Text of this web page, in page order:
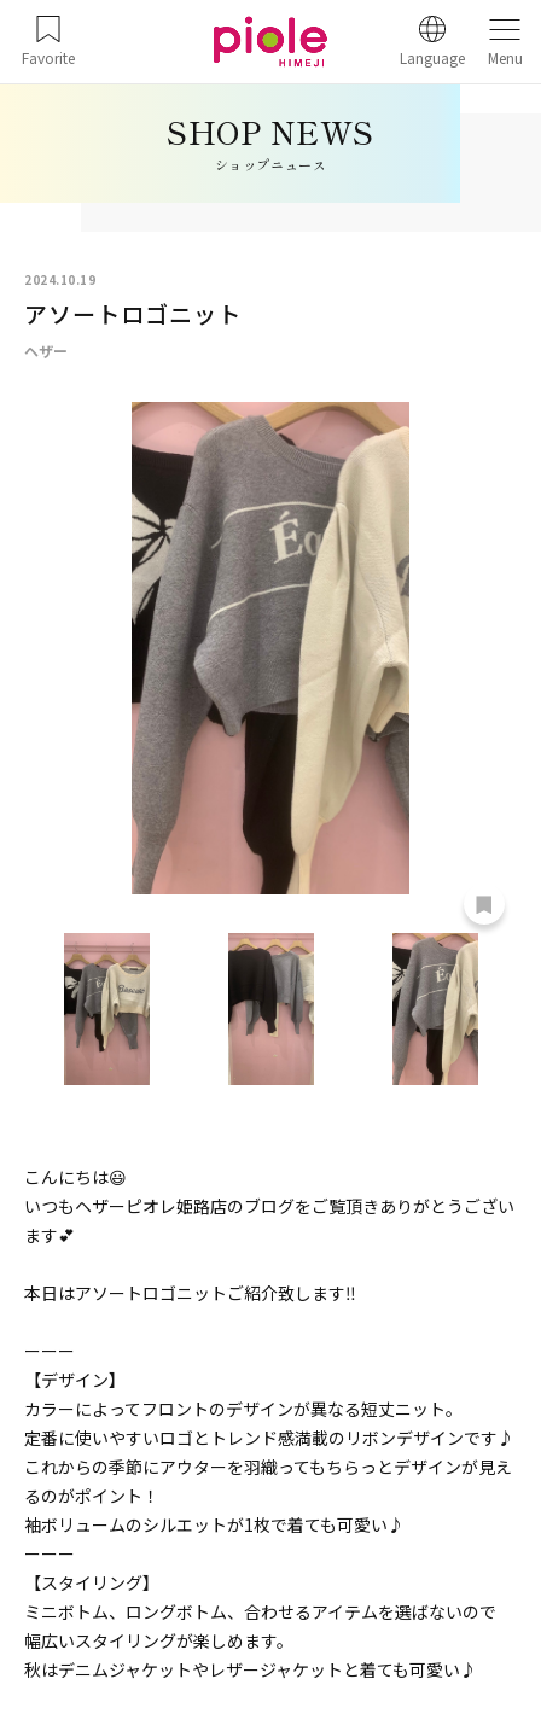
Favorite Language Menu
ショップニュース
2024.10.19
アソートロゴニット
ヘザー
こんにちは😃
いつもヘザーピオレ姫路店のブログをご覧頂きありがとうござい
ます💕
本日はアソートロゴニットご紹介致します‼️
ーーー
【デザイン】
カラーによってフロントのデザインが異なる短丈ニット。
定番に使いやすいロゴとトレンド感満載のリボンデザインです♪
これからの季節にアウターを羽織ってもちらっとデザインが見え
るのがポイント！
袖ボリュームのシルエットが1枚で着ても可愛い♪
ーーー
【スタイリング】
ミニボトム、ロングボトム、合わせるアイテムを選ばないので
幅広いスタイリングが楽しめます。
秋はデニムジャケットやレザージャケットと着ても可愛い♪